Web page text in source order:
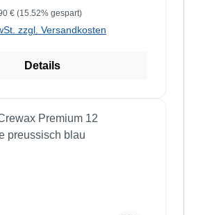
Preis:
€ (15.52% gespart)
zzgl. Versandkosten
Details